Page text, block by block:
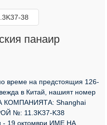
панаир
време на предстоящия 126-
в Китай, нашият номер
КОМПАНИЯТА: Shanghai
№: 11.3K37-K38
19 октомври ИМЕ НА